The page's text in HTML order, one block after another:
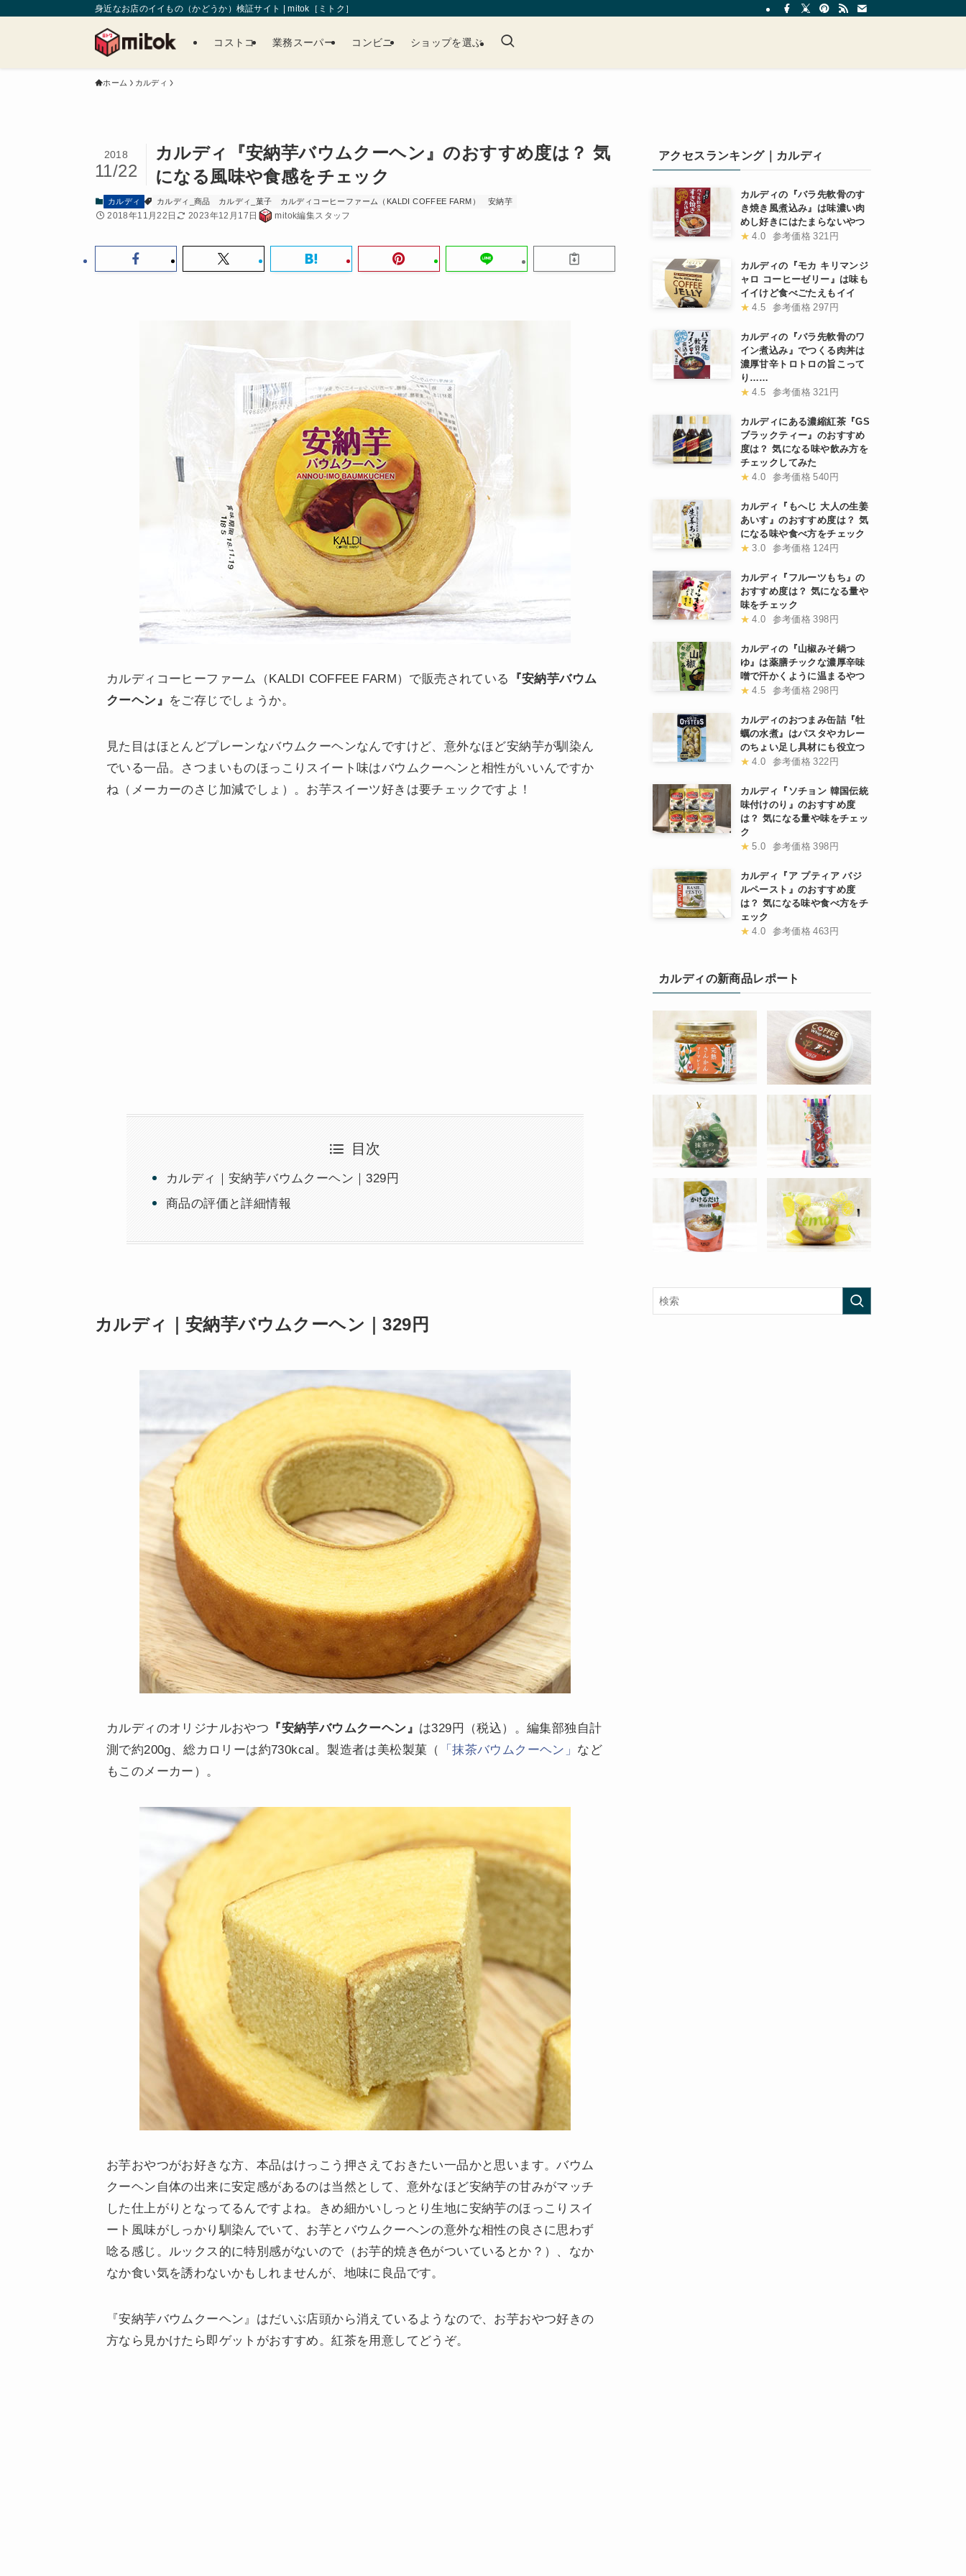
身近なお店のイイもの（かどうか）検証サイト | mitok［ミトク］
コストコ 業務スーパー コンビニ ショップを選ぶ
ホーム カルディ
カルディ『安納芋バウムクーヘン』のおすすめ度は？ 気
になる風味や食感をチェック
2018
11/22
カルディ カルディ_商品 カルディ_菓子 カルディコーヒーファーム（KALDI COFFEE FARM） 安納芋
2018年11月22日 2023年12月17日 mitok編集スタッフ
カルディコーヒーファーム（KALDI COFFEE FARM）で販売されている
『安納芋バウム
クーヘン』 をご存じでしょうか。
見た目はほとんどプレーンなバウムクーヘンなんですけど、意外なほど安納芋が馴染ん
でいる一品。さつまいものほっこりスイート味はバウムクーヘンと相性がいいんですか
ね（メーカーのさじ加減でしょ）。お芋スイーツ好きは要チェックですよ！
目次
カルディ｜安納芋バウムクーヘン｜329円
商品の評価と詳細情報
カルディ｜安納芋バウムクーヘン｜329円
カルディのオリジナルおやつ 『安納芋バウムクーヘン』 は329円（税込）。編集部独自計
測で約200g、総カロリーは約730kcal。製造者は美松製菓（
「抹茶バウムクーヘン」 など
もこのメーカー）。
お芋おやつがお好きな方、本品はけっこう押さえておきたい一品かと思います。バウム
クーヘン自体の出来に安定感があるのは当然として、意外なほど安納芋の甘みがマッチ
した仕上がりとなってるんですよね。きめ細かいしっとり生地に安納芋のほっこりスイ
ート風味がしっかり馴染んでいて、お芋とバウムクーヘンの意外な相性の良さに思わず
唸る感じ。ルックス的に特別感がないので（お芋的焼き色がついているとか？）、なか
なか食い気を誘わないかもしれませんが、地味に良品です。
『安納芋バウムクーヘン』はだいぶ店頭から消えているようなので、お芋おやつ好きの
方なら見かけたら即ゲットがおすすめ。紅茶を用意してどうぞ。
アクセスランキング｜カルディ
カルディの『バラ先軟骨のす
き焼き風煮込み』は味濃い肉
めし好きにはたまらないやつ
★ 4.0 参考価格 321円
カルディの『モカ キリマンジ
ャロ コーヒーゼリー』は味も
イイけど食べごたえもイイ
★ 4.5 参考価格 297円
カルディの『バラ先軟骨のワ
イン煮込み』でつくる肉丼は
濃厚甘辛トロトロの旨こって
り……
★ 4.5 参考価格 321円
カルディにある濃縮紅茶『GS
ブラックティー』のおすすめ
度は？ 気になる味や飲み方を
チェックしてみた
★ 4.0 参考価格 540円
カルディ『もへじ 大人の生姜
あいす』のおすすめ度は？ 気
になる味や食べ方をチェック
★ 3.0 参考価格 124円
カルディ『フルーツもち』の
おすすめ度は？ 気になる量や
味をチェック
★ 4.0 参考価格 398円
カルディの『山椒みそ鍋つ
ゆ』は薬膳チックな濃厚辛味
噌で汗かくように温まるやつ
★ 4.5 参考価格 298円
カルディのおつまみ缶詰『牡
蠣の水煮』はパスタやカレー
のちょい足し具材にも役立つ
★ 4.0 参考価格 322円
カルディ『ソチョン 韓国伝統
味付けのり』のおすすめ度
は？ 気になる量や味をチェッ
ク
★ 5.0 参考価格 398円
カルディ『ア プティア バジ
ルペースト』のおすすめ度
は？ 気になる味や食べ方をチ
ェック
★ 4.0 参考価格 463円
カルディの新商品レポート